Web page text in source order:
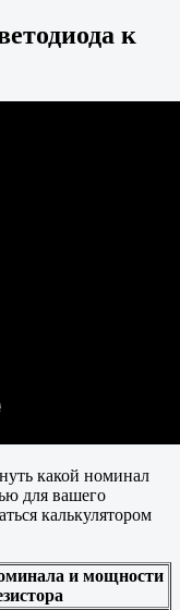
к
какой номинал
для вашего
калькулятором
и мощности